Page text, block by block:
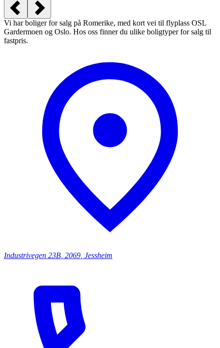
Vi har boliger for salg på Romerike, med kort vei til flyplass OSL
Gardermoen og Oslo. Hos oss finner du ulike boligtyper for salg til
fastpris.
Industrivegen 23B 2069 Jessheim